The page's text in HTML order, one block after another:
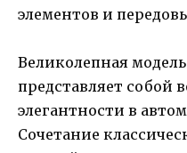
Великолепная модель
представляет собой
элегантности в
Сочетание